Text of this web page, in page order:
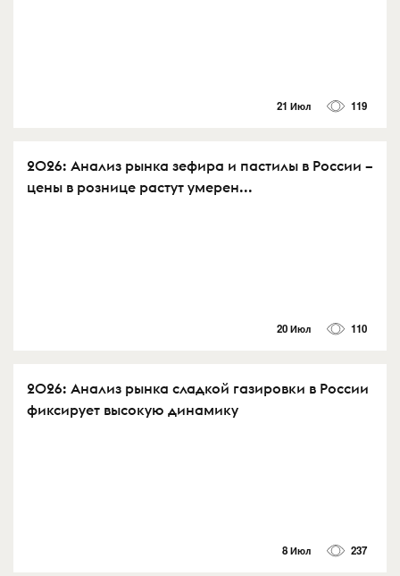
21 Июл 119
2026: Анализ рынка зефира и пастилы в России –
цены в рознице растут умерен...
20 Июл 110
2026: Анализ рынка сладкой газировки в России
фиксирует высокую динамику
8 Июл 237